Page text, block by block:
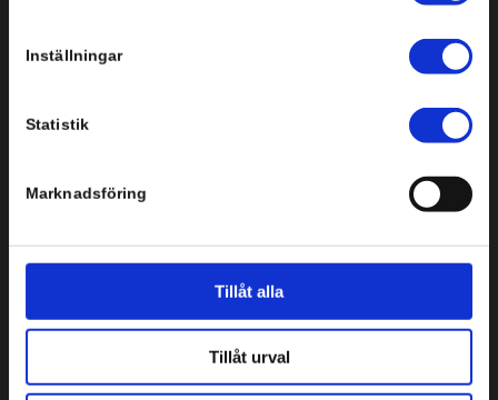
Inställningar
Statistik
Marknadsföring
Tillåt alla
Tillåt urval
151 72 Södertälje
111 30 Stockholm